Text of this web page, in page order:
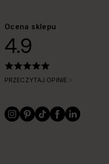
Ocena sklepu
4.9
PRZECZYTAJ OPINIE